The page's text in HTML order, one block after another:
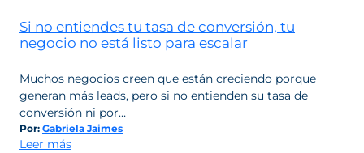
para
la
comercial
con
BIKY.ai
Si no entiendes tu tasa de conversión, tu
negocio no está listo para escalar
Muchos negocios creen que están creciendo porque
generan más leads, pero si no entienden su tasa de
conversión ni por…
Por: Gabriela Jaimes
Leer más: